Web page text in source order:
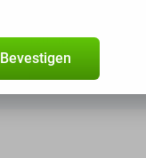
120 sms
2 GB 5G
Bevestigen